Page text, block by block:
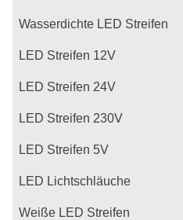
Wasserdichte LED Streifen
LED Streifen 12V
LED Streifen 24V
LED Streifen 230V
LED Streifen 5V
LED Lichtschläuche
Weiße LED Streifen